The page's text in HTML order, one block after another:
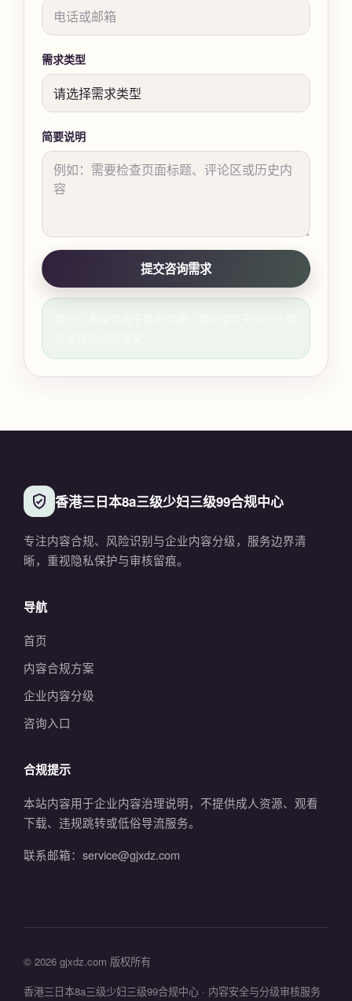
需求类型
简要说明
提交咨询需求
香港三日本8a三级少妇三级99合规中心
专注内容合规、风险识别与企业内容分级，服务边界清
晰，重视隐私保护与审核留痕。
导航
首页
内容合规方案
企业内容分级
咨询入口
合规提示
本站内容用于企业内容治理说明，不提供成人资源、观看
下载、违规跳转或低俗导流服务。
联系邮箱：service@gjxdz.com
© 2026 gjxdz.com 版权所有
香港三日本8a三级少妇三级99合规中心 · 内容安全与分级审核服务